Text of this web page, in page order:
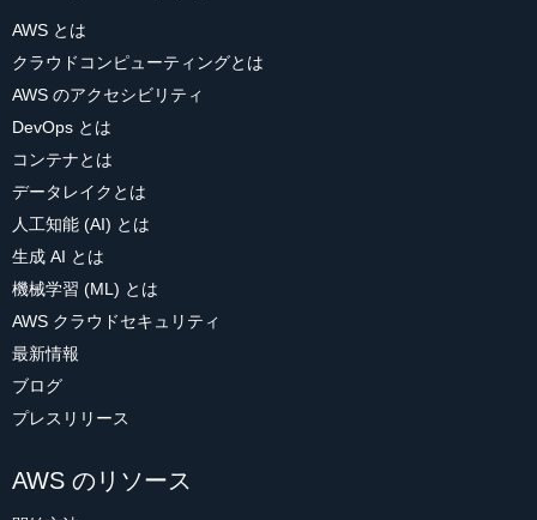
AWS とは
クラウドコンピューティングとは
AWS のアクセシビリティ
DevOps とは
コンテナとは
データレイクとは
人工知能 (AI) とは
生成 AI とは
機械学習 (ML) とは
AWS クラウドセキュリティ
最新情報
ブログ
プレスリリース
AWS のリソース